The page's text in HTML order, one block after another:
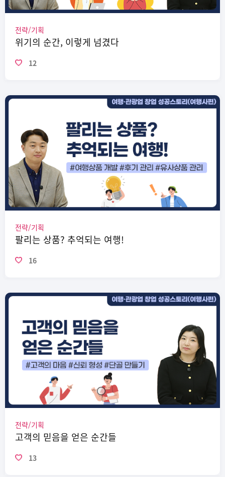
전략/기획
위기의 순간, 이렇게 넘겼다
12
전략/기획
팔리는 상품? 추억되는 여행!
16
전략/기획
고객의 믿음을 얻은 순간들
13